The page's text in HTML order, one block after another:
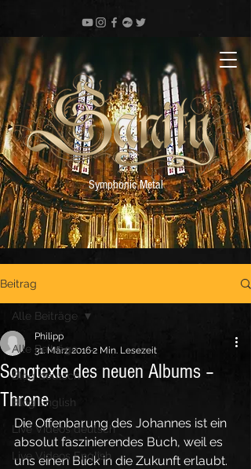
Symphonic Metal
Beitrag
Alle Beiträge
Blog deutsch
Blog English
Live Videos deutsch
Live Videos English
Alle Beiträge
Songtexte des neuen Albums –
Throne
Philipp
31. März 20162 Min. Lesezeit
Die Offenbarung des Johannes ist ein
absolut faszinierendes Buch, weil es
uns einen Blick in die Zukunft erlaubt.